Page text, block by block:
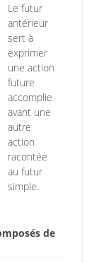
Le futur
antérieur
sert à
exprimer
une action
future
accomplie
avant une
autre
action
racontée
au futur
simple.
de